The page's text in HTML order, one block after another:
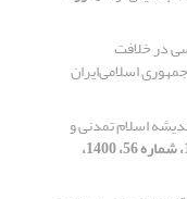
در خلافت
اسلامی‌ایران
اسلام تمدنی و
[دوره 15، شماره 56، 1400،